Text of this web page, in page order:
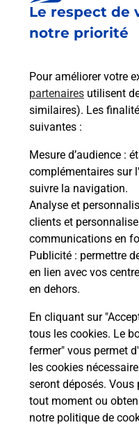
Le respect de
notre priorité
Pour améliorer votre
partenaires utilisent
similaires). Les
suivantes :
Mesure d’audience :
complémentaires sur
suivre la navigation.
Analyse et
clients et
communications en
Publicité : permettre
en lien avec vos
en dehors.
En cliquant sur
tous les cookies. Le
fermer" vous permet
les cookies
seront déposés.
tout moment ou
notre politique de
Est-il possible
emballage
Comment
modification de
Comment La
à votre sécurité
Puis-je passer
avec La Poste et
conditions ?
Localiser Liste Bas-Rhin